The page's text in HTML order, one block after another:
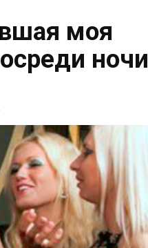
моя
ночи